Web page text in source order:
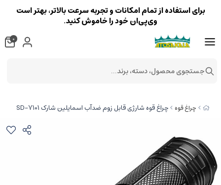
چراغ قوه چراغ قوه شارژی قابل زوم ضدآب اسمایلین شارک SD-7101
برای استفاده از تمام امکانات و تجربه سرعت بالاتر، بهتر است
وی‌پی‌ان خود را خاموش کنید.
0
جستجوی محصول، دسته، برند...